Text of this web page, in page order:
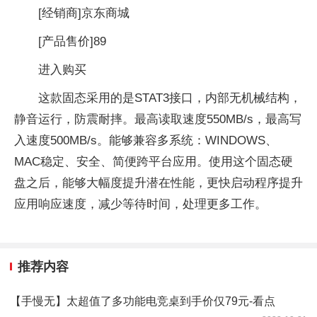
[经销商]京东商城
[产品售价]89
进入购买
这款固态采用的是STAT3接口，内部无机械结构，
静音运行，防震耐摔。最高读取速度550MB/s，最高写
入速度500MB/s。能够兼容多系统： WINDOWS、
MAC稳定、安全、简便跨平台应用。使用这个固态硬
盘之后，能够大幅度提升潜在性能，更快启动程序提升
应用响应速度，减少等待时间，处理更多工作。
推荐内容
【手慢无】太超值了多功能电竞桌到手价仅79元-看点